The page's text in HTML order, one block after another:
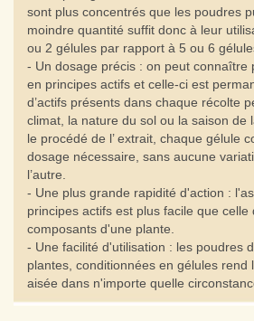
sont plus concentrés que les poudres
moindre quantité suffit donc à leur
ou 2 gélules par rapport à 5 ou 6
- Un dosage précis : on peut connaître
en principes actifs et celle-ci est
d’actifs présents dans chaque récolte
climat, la nature du sol ou la saison de
le procédé de l’ extrait, chaque gélule
dosage nécessaire, sans aucune
l’autre.
- Une plus grande rapidité d'action :
principes actifs est plus facile que
composants d'une plante.
- Une facilité d'utilisation : les poudres
plantes, conditionnées en gélules rend
aisée dans n'importe quelle